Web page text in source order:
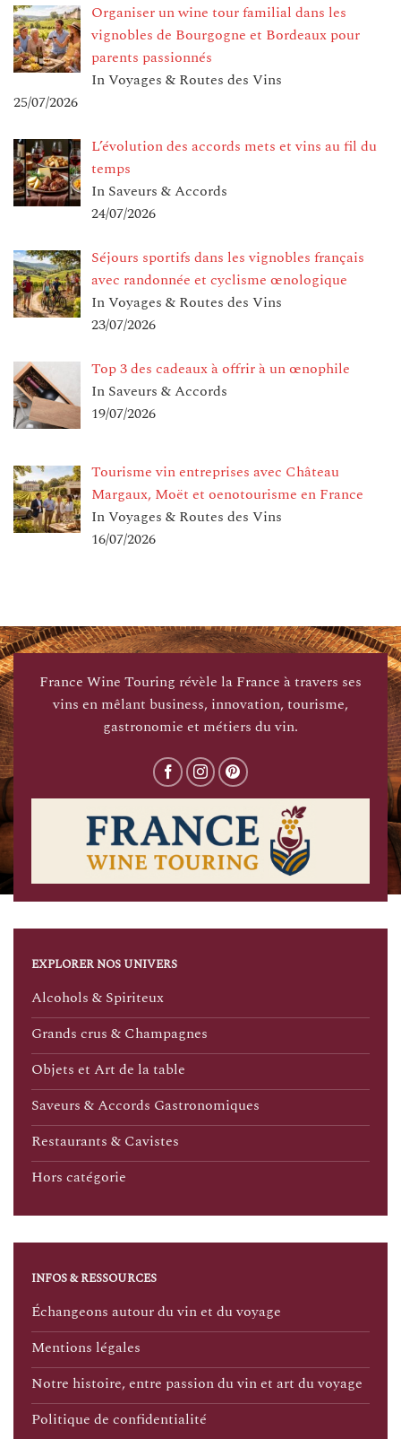
Organiser un wine tour familial dans les
vignobles de Bourgogne et Bordeaux pour
parents passionnés
In Voyages & Routes des Vins
25/07/2026
L’évolution des accords mets et vins au fil du
temps
In Saveurs & Accords
24/07/2026
Séjours sportifs dans les vignobles français
avec randonnée et cyclisme œnologique
In Voyages & Routes des Vins
23/07/2026
Top 3 des cadeaux à offrir à un œnophile
In Saveurs & Accords
19/07/2026
Tourisme vin entreprises avec Château
Margaux, Moët et oenotourisme en France
In Voyages & Routes des Vins
16/07/2026
France Wine Touring révèle la France à travers ses
vins en mêlant business, innovation, tourisme,
gastronomie et métiers du vin.
EXPLORER NOS UNIVERS
Alcohols & Spiriteux
Grands crus & Champagnes
Objets et Art de la table
Saveurs & Accords Gastronomiques
Restaurants & Cavistes
Hors catégorie
INFOS & RESSOURCES
Échangeons autour du vin et du voyage
Mentions légales
Notre histoire, entre passion du vin et art du voyage
Politique de confidentialité